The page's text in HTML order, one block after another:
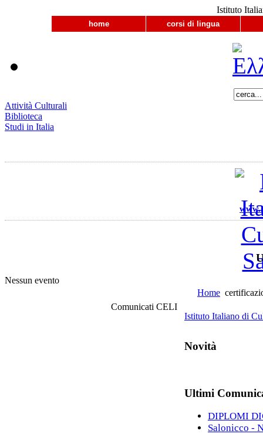
Istituto
home corsi di lingua
Attività Culturali
Biblioteca
Studi in Italia
Nessun evento
Home
Comunicati CELI
Istituto Italiano di
Novità
Ultimi
DIPLOMI
Salonicco -